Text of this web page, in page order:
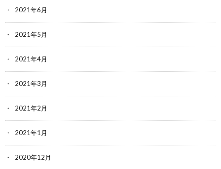
2021年6月
2021年5月
2021年4月
2021年3月
2021年2月
2021年1月
2020年12月